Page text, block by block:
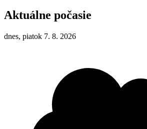
Aktuálne počasie
dnes, piatok 7. 8. 2026